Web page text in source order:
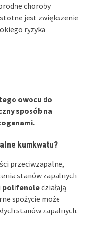
choroby
jest zwiększenie
ryzyka
owocu do
sposób na
kumkwatu?
przeciwzapalne,
stanów zapalnych
i polifenoledziałają
spożycie może
stanów zapalnych.